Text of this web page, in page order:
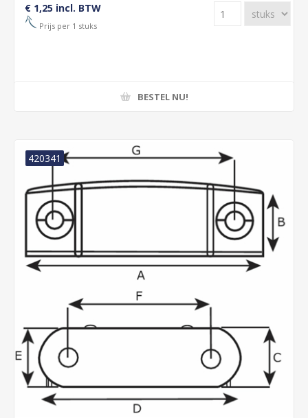
€ 1,25 incl. BTW
Prijs per 1 stuks
BESTEL NU!
420341